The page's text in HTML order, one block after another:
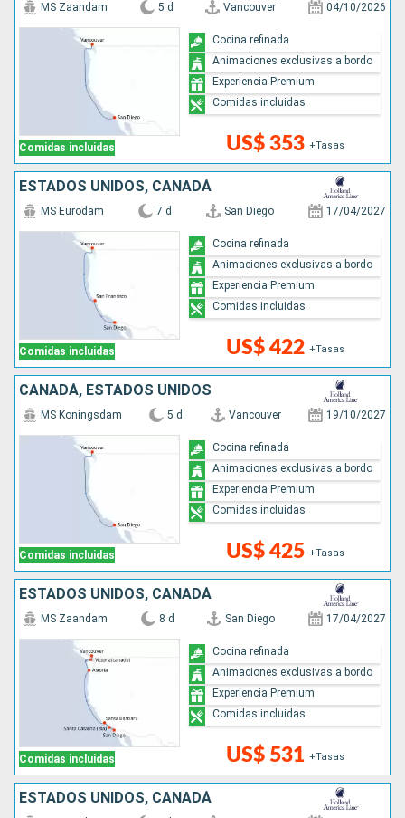
Comidas incluidas
MS Zaandam 5 d Vancouver 04/10/2026
US$ 353 +Tasas
Cocina refinada
Animaciones exclusivas a bordo
Experiencia Premium
Comidas incluidas
ESTADOS UNIDOS, CANADÁ
Comidas incluidas
MS Eurodam 7 d San Diego 17/04/2027
US$ 422 +Tasas
Cocina refinada
Animaciones exclusivas a bordo
Experiencia Premium
Comidas incluidas
CANADÁ, ESTADOS UNIDOS
Comidas incluidas
MS Koningsdam 5 d Vancouver 19/10/2027
US$ 425 +Tasas
Cocina refinada
Animaciones exclusivas a bordo
Experiencia Premium
Comidas incluidas
ESTADOS UNIDOS, CANADÁ
Comidas incluidas
MS Zaandam 8 d San Diego 17/04/2027
US$ 531 +Tasas
Cocina refinada
Animaciones exclusivas a bordo
Experiencia Premium
Comidas incluidas
ESTADOS UNIDOS, CANADÁ